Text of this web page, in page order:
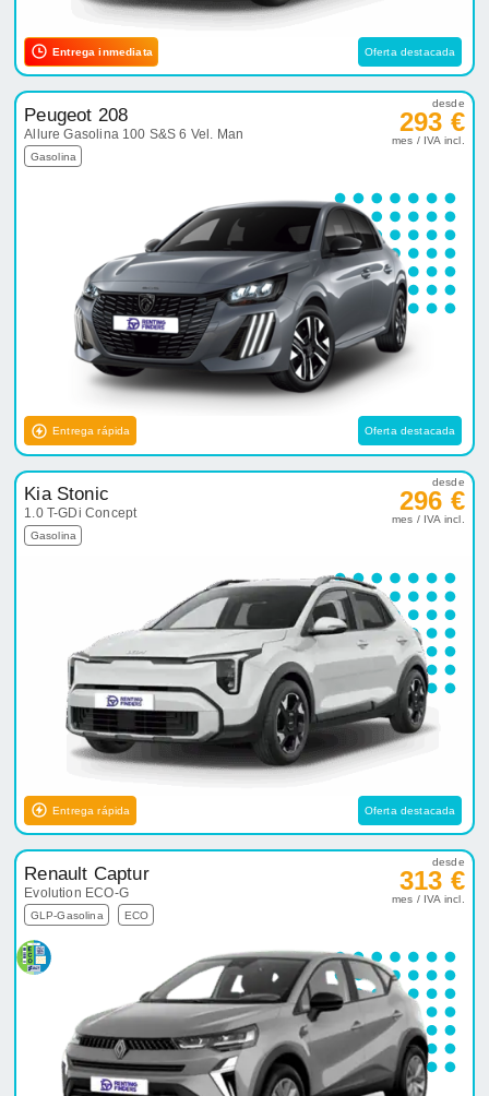
Entrega inmediata Oferta destacada
Peugeot 208
Allure Gasolina 100 S&S 6 Vel. Man
Gasolina
desde
293 €
mes / IVA incl.
Entrega rápida Oferta destacada
Kia Stonic
1.0 T-GDi Concept
Gasolina
desde
296 €
mes / IVA incl.
Entrega rápida Oferta destacada
Renault Captur
Evolution ECO-G
GLP-Gasolina ECO
desde
313 €
mes / IVA incl.